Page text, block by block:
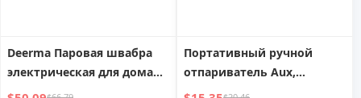
Deerma Паровая швабра
электрическая для дома
высокотемпературная
Портативный ручной
отпариватель Aux,
бытовой маленький